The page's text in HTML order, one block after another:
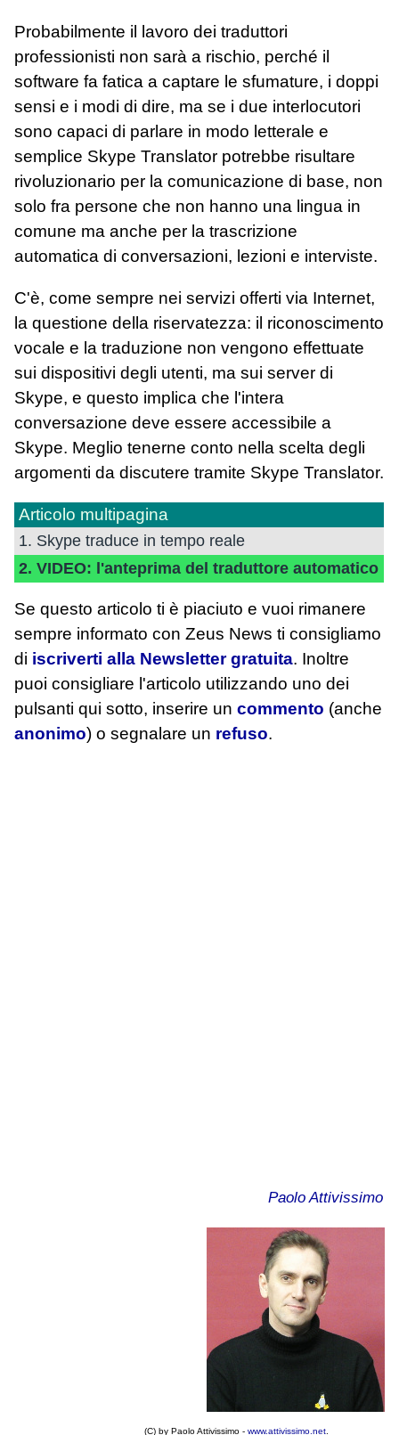
Probabilmente il lavoro dei traduttori
professionisti non sarà a rischio, perché il
software fa fatica a captare le sfumature, i doppi
sensi e i modi di dire, ma se i due interlocutori
sono capaci di parlare in modo letterale e
semplice Skype Translator potrebbe risultare
rivoluzionario per la comunicazione di base, non
solo fra persone che non hanno una lingua in
comune ma anche per la trascrizione
automatica di conversazioni, lezioni e interviste.
C'è, come sempre nei servizi offerti via Internet,
la questione della riservatezza: il riconoscimento
vocale e la traduzione non vengono effettuate
sui dispositivi degli utenti, ma sui server di
Skype, e questo implica che l'intera
conversazione deve essere accessibile a
Skype. Meglio tenerne conto nella scelta degli
argomenti da discutere tramite Skype Translator.
Articolo multipagina
1. Skype traduce in tempo reale
2. VIDEO: l'anteprima del traduttore automatico
Se questo articolo ti è piaciuto e vuoi rimanere
sempre informato con Zeus News ti consigliamo
di iscriverti alla Newsletter gratuita. Inoltre
puoi consigliare l'articolo utilizzando uno dei
pulsanti qui sotto, inserire un commento (anche
anonimo) o segnalare un refuso.
Paolo Attivissimo
(C) by Paolo Attivissimo - www.attivissimo.net.